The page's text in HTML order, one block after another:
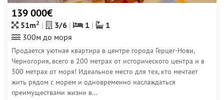
139 000€
51m2 3/6 1
1
300м до моря
Продается уютная квартира в центре города Герцег-Нови,
Черногория, всего в 200 метрах от исторического центра и в
300 метрах от моря! Идеальное место для тех, кто мечтает
жить рядом с морем и одновременно наслаждаться
преимуществами жизни в...